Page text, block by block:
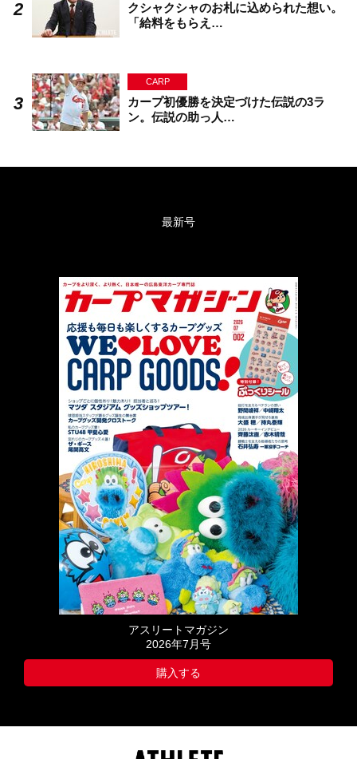
クシャクシャのお札に込められた想い。
「給料をもらえ…
CARP
カープ初優勝を決定づけた伝説の3ラ
ン。伝説の助っ人…
最新号
アスリートマガジン
2026年7月号
購入する